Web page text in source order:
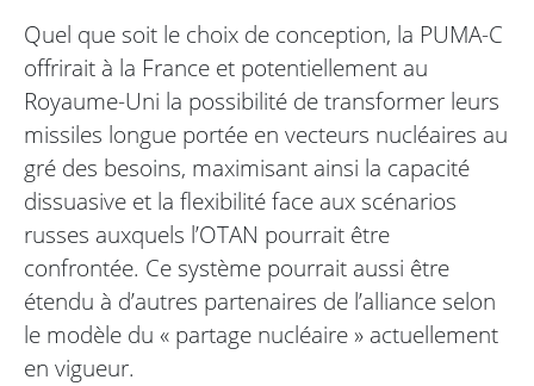
Quel que soit le choix de conception, la PUMA-C
offrirait à la France et potentiellement au
Royaume-Uni la possibilité de transformer leurs
missiles longue portée en vecteurs nucléaires au
gré des besoins, maximisant ainsi la capacité
dissuasive et la flexibilité face aux scénarios
russes auxquels l’OTAN pourrait être
confrontée. Ce système pourrait aussi être
étendu à d’autres partenaires de l’alliance selon
le modèle du « partage nucléaire » actuellement
en vigueur.